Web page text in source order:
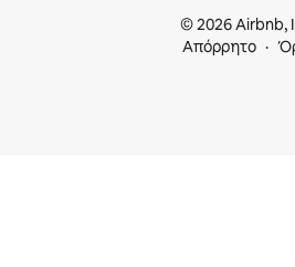
© 2026 Airbnb,
Απόρρητο